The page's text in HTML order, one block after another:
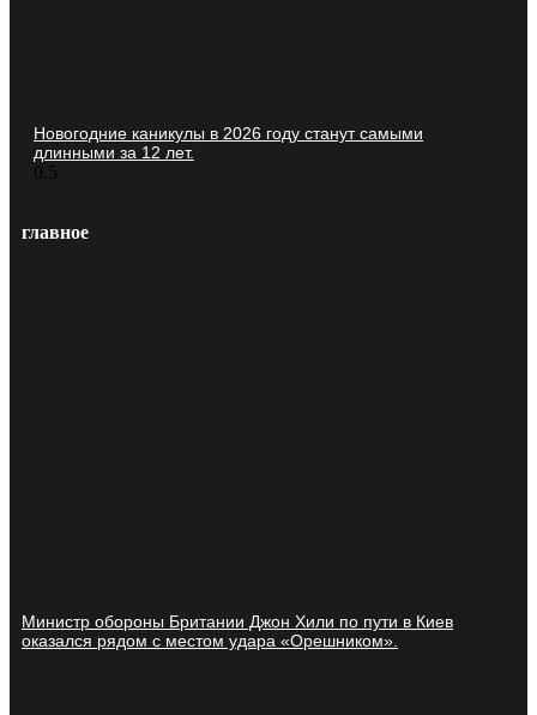
Новогодние каникулы в 2026 году станут самыми
длинными за 12 лет.
главное
Министр обороны Британии Джон Хили по пути в Киев
оказался рядом с местом удара «Орешником».